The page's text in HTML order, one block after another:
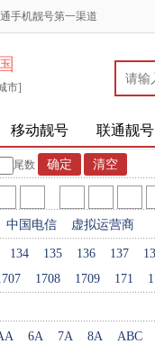
手机靓号第一渠道
市]
移动靓号 联通靓号
尾数
中国电信 虚拟运营商
134 135 136 137
1708 1709 171
6A 7A 8A
ABC